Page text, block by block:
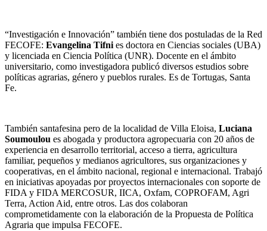
“Investigación e Innovación” también tiene dos postuladas de la Red
FECOFE: Evangelina Tifni es doctora en Ciencias sociales (UBA)
y licenciada en Ciencia Política (UNR). Docente en el ámbito
universitario, como investigadora publicó diversos estudios sobre
políticas agrarias, género y pueblos rurales. Es de Tortugas, Santa
Fe.
También santafesina pero de la localidad de Villa Eloisa, Luciana
Soumoulou es abogada y productora agropecuaria con 20 años de
experiencia en desarrollo territorial, acceso a tierra, agricultura
familiar, pequeños y medianos agricultores, sus organizaciones y
cooperativas, en el ámbito nacional, regional e internacional. Trabajó
en iniciativas apoyadas por proyectos internacionales con soporte de
FIDA y FIDA MERCOSUR, IICA, Oxfam, COPROFAM, Agri
Terra, Action Aid, entre otros. Las dos colaboran
comprometidamente con la elaboración de la Propuesta de Política
Agraria que impulsa FECOFE.